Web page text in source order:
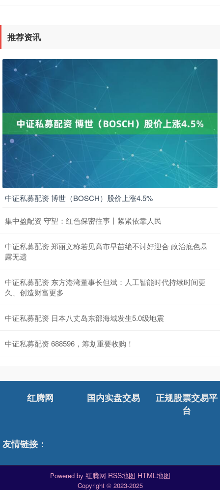
推荐资讯
中证私募配资 博世（BOSCH）股价上涨4.5%
集中盈配资 守望：红色保密往事丨紧紧依靠人民
中证私募配资 郑丽文称若见高市早苗绝不讨好迎合 政治底色暴
露无遗
中证私募配资 东方港湾董事长但斌：人工智能时代持续时间更
久、创造财富更多
中证私募配资 日本八丈岛东部海域发生5.0级地震
中证私募配资 688596，筹划重要收购！
红腾网 国内实盘交易
正规股票交易平
台
友情链接：
Powered by 红腾网 RSS地图 HTML地图
Copyright © 2023-2025